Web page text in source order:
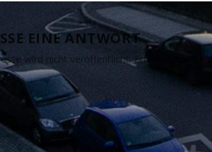
EINE ANTWORT
wird nicht veröffentlicht. Erforderliche